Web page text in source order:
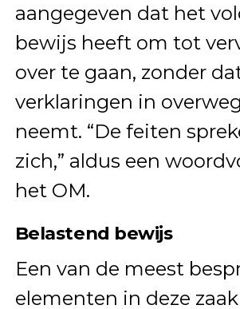
aangegeven dat het
bewijs heeft om tot
over te gaan, zonder
verklaringen in
neemt. “De feiten
zich,” aldus een
het OM.
Belastend bewijs
Een van de meest
elementen in deze